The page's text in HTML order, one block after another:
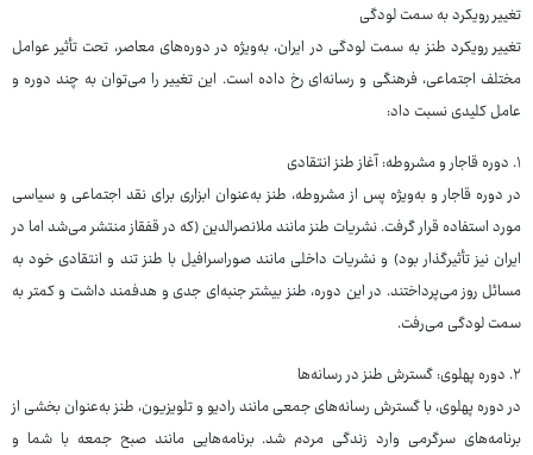
تغییر رویکرد به سمت لودگی
تغییر رویکرد طنز به سمت لودگی در ایران، به‌ویژه در دوره‌های معاصر، تحت تأثیر عوامل
مختلف اجتماعی، فرهنگی و رسانه‌ای رخ داده است. این تغییر را می‌توان به چند دوره و
عامل کلیدی نسبت داد:
۱. دوره قاجار و مشروطه: آغاز طنز انتقادی
در دوره قاجار و به‌ویژه پس از مشروطه، طنز به‌عنوان ابزاری برای نقد اجتماعی و سیاسی
مورد استفاده قرار گرفت. نشریات طنز مانند ملانصرالدین (که در قفقاز منتشر می‌شد اما در
ایران نیز تأثیرگذار بود) و نشریات داخلی مانند صوراسرافیل با طنز تند و انتقادی خود به
مسائل روز می‌پرداختند. در این دوره، طنز بیشتر جنبه‌ای جدی و هدفمند داشت و کمتر به
سمت لودگی می‌رفت.
۲. دوره پهلوی: گسترش طنز در رسانه‌ها
در دوره پهلوی، با گسترش رسانه‌های جمعی مانند رادیو و تلویزیون، طنز به‌عنوان بخشی از
برنامه‌های سرگرمی وارد زندگی مردم شد. برنامه‌هایی مانند صبح جمعه با شما و